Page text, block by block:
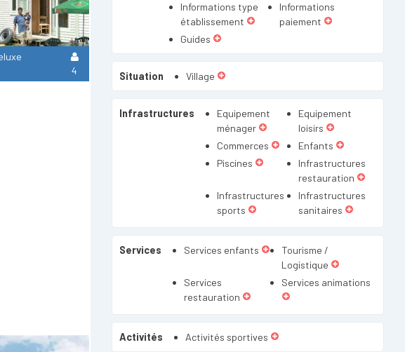
4
Informations type
établissement
Informations
paiement
Guides
Situation Village
Infrastructures
Equipement
ménager
Equipement
loisirs
Commerces
Enfants
Piscines
Infrastructures
restauration
Infrastructures
sports
Infrastructures
sanitaires
Services Services enfants
Tourisme /
Logistique
Services
restauration
Services animations
Activités Activités sportives